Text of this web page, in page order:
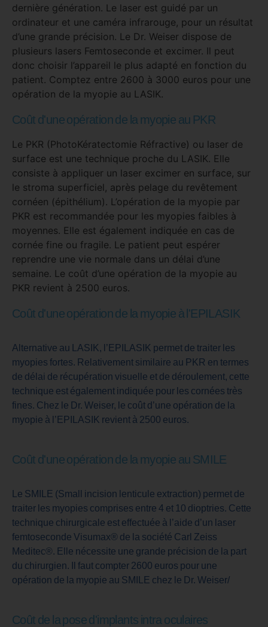
dernière génération. Le laser est guidé par un
ordinateur et une caméra infrarouge, pour un résultat
d’une grande précision. Le Dr. Weiser dispose de
plusieurs lasers Femtoseconde et excimer. Il peut
donc choisir l’appareil le plus adapté en fonction du
patient. Comptez entre 2600 à 3000 euros pour une
opération de la myopie au LASIK.
Coût d'une opération de la myopie au PKR
Le PKR (PhotoKératectomie Réfractive) ou laser de
surface est une technique proche du LASIK. Elle
consiste à appliquer un laser excimer en surface, sur
le stroma superficiel, après pelage du revêtement
cornéen (épithélium). L’opération de la myopie par
PKR est recommandée pour les myopies faibles à
moyennes. Elle est également indiquée en cas de
cornée fine ou fragile. Le patient peut espérer
reprendre une vie normale dans un délai d’une
semaine. Le coût d’une opération de la myopie au
PKR revient à 2500 euros.
Coût d'une opération de la myopie à l'EPILASIK
Alternative au LASIK, l’EPILASIK permet de traiter les
myopies fortes. Relativement similaire au PKR en termes
de délai de récupération visuelle et de déroulement, cette
technique est également indiquée pour les cornées très
fines. Chez le Dr. Weiser, le coût d’une opération de la
myopie à l’EPILASIK revient à 2500 euros.
Coût d'une opération de la myopie au SMILE
Le SMILE (Small incision lenticule extraction) permet de
traiter les myopies comprises entre 4 et 10 dioptries. Cette
technique chirurgicale est effectuée à l’aide d’un laser
femtoseconde Visumax® de la société Carl Zeiss
Meditec®. Elle nécessite une grande précision de la part
du chirurgien. Il faut compter 2600 euros pour une
opération de la myopie au SMILE chez le Dr. Weiser/
Coût de la pose d'implants intra oculaires